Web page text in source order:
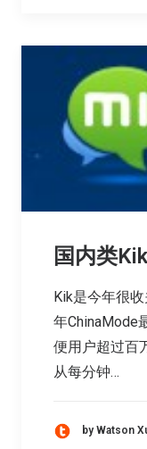
国内类
Kik是今年很
年ChinaMode
便用户超过百
从每分钟…
by Watson